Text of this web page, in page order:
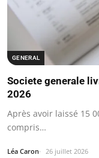
GENERAL
Societe generale
2026
Après avoir laissé 15
compris…
Léa Caron 26 juillet 2026